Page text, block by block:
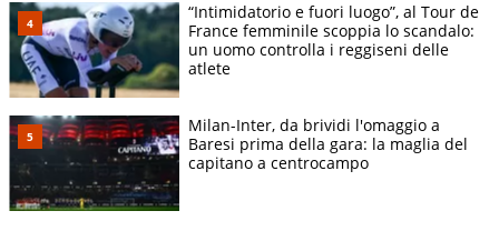
“Intimidatorio e fuori luogo”, al Tour de
France femminile scoppia lo scandalo:
un uomo controlla i reggiseni delle
atlete
Milan-Inter, da brividi l'omaggio a
Baresi prima della gara: la maglia del
capitano a centrocampo